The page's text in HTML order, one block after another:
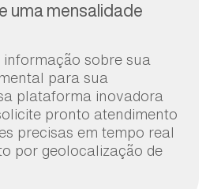
uma mensalidade
informação sobre sua
para sua
plataforma inovadora
pronto atendimento
precisas em tempo real
por geolocalização de